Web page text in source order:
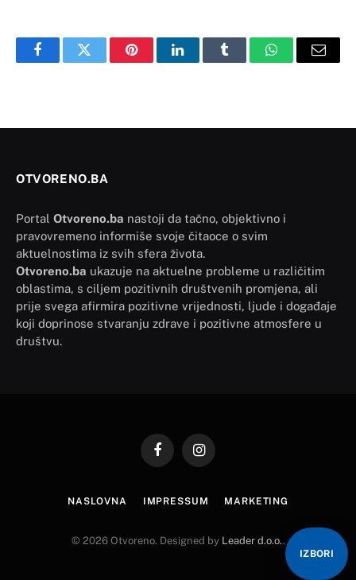
FacebookTwitter PinterestLinkedInTumblr WhatsAppEmail
OTVORENO.BA
Portal Otvoreno.ba nastoji da tačno, objektivno i
pravovremeno informiše svoje čitaoce o svim
aktuelnostima iz svih sfera života.
Otvoreno.ba ukazuje na aktuelne probleme u različitim
oblastima, s ciljem pozitivnih društvenih promjena, ali
prije svega afirmira pozitivne vrijednosti, ljude i događaje
koji doprinose stvaranju zdrave i pozitivne atmosfere u
društvu.
FacebookInstagram
NASLOVNA IMPRESSUM MARKETING
© 2026 Otvoreno. Designed by Leader d.o.o. .
IZBORI